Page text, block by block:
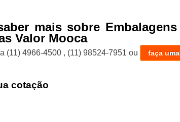
mais sobre
Valor Mooca
(11) 4966-4500 , (11) 98524-7951 ou faça
cotação